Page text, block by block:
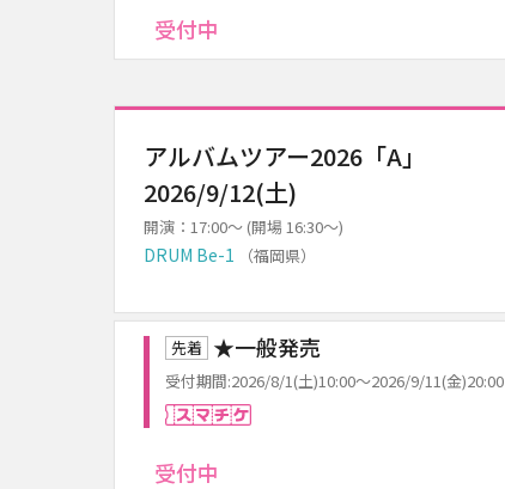
受付中
アルバムツアー2026「A」
2026/9/12(土)
開演：17:00～ (開場 16:30～)
DRUM Be-1 （福岡県）
先着 ★一般発売
受付期間:2026/8/1(土)10:00～2026/9/11(金)20:00
受付中